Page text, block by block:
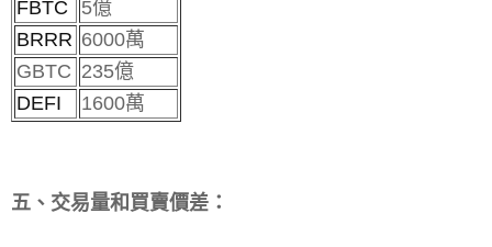
FBTC
5億
BRRR 6000萬
GBTC 235億
DEFI
1600萬
五、交易量和買賣價差：